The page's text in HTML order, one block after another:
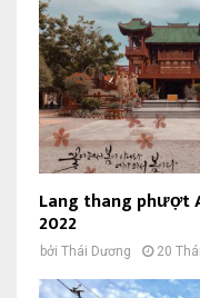
Lang thang phượt
2022
bởi Thái Dương 20